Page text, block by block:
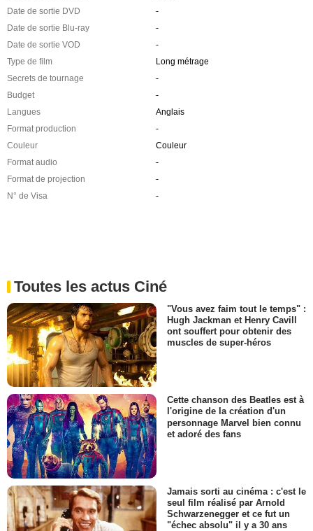
Date de sortie DVD
-
Date de sortie Blu-ray
-
Date de sortie VOD
-
Type de film
Long métrage
Secrets de tournage
-
Budget
-
Langues
Anglais
Format production
-
Couleur
Couleur
Format audio
-
Format de projection
-
N° de Visa
-
Toutes les actus Ciné
"Vous avez faim tout le temps" :
Hugh Jackman et Henry Cavill
ont souffert pour obtenir des
muscles de super-héros
Cette chanson des Beatles est à
l'origine de la création d'un
personnage Marvel bien connu
et adoré des fans
Jamais sorti au cinéma : c'est le
seul film réalisé par Arnold
Schwarzenegger et ce fut un
"échec absolu" il y a 30 ans